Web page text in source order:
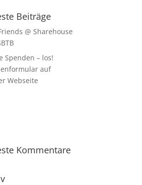
Beiträge
@ Sharehouse
Spenden – los!
auf
Webseite
Kommentare